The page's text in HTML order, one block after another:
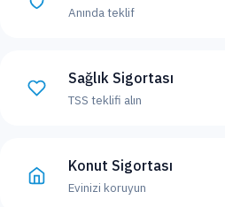
Anında teklif
Sağlık Sigortası
TSS teklifi alın
Konut Sigortası
Evinizi koruyun